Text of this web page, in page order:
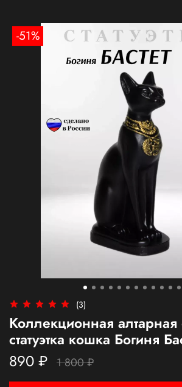
-51%
(3)
Коллекционная алтарная
статуэтка кошка Богиня
890 ₽ 1 800 ₽